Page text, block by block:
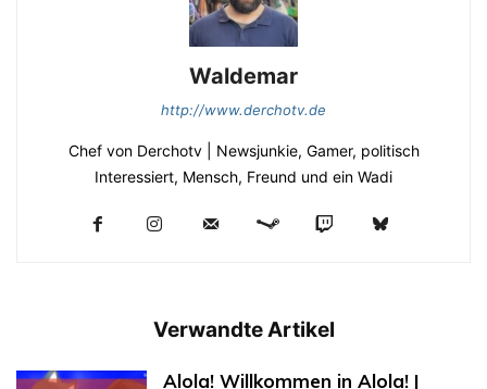
Waldemar
http://www.derchotv.de
Chef von Derchotv | Newsjunkie, Gamer, politisch
Interessiert, Mensch, Freund und ein Wadi
Verwandte Artikel
Alola! Willkommen in Alola! |